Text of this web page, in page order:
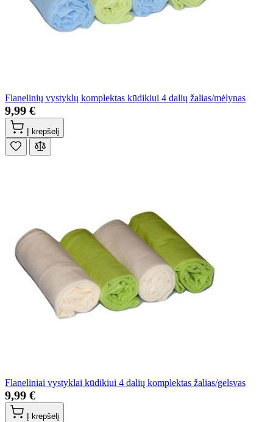
Flanelinių vystyklų komplektas kūdikiui 4 dalių žalias/mėlynas
9,99 €
Į krepšelį
Flaneliniai vystyklai kūdikiui 4 dalių komplektas žalias/gelsvas
9,99 €
Į krepšelį